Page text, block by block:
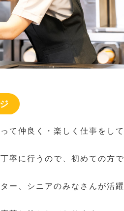
て仲良く・楽しく仕事をして
寧に行うので、初めての方で
ー、シニアのみなさんが活躍